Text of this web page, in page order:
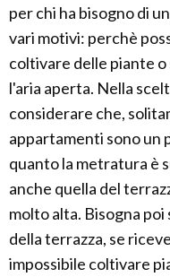
per chi ha bisogno di
vari motivi: perchè
coltivare delle piante
l'aria aperta. Nella
considerare che,
appartamenti sono un
quanto la metratura è
anche quella del
molto alta. Bisogna
della terrazza, se
impossibile coltivare